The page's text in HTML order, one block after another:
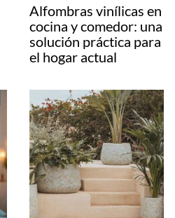
Alfombras vinílicas en
cocina y comedor: una
solución práctica para
el hogar actual